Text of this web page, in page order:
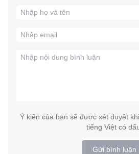
Ý kiến của bạn sẽ được xét duyệt
tiếng Việt có
Gửi bình luận